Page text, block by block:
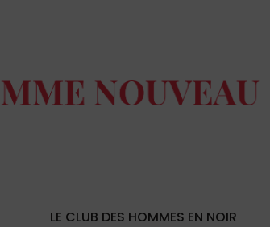
LE CLUB DES HOMMES EN NOIR